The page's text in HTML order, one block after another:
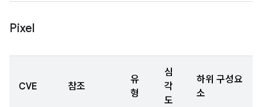
Pixel
CVE 참조
유
형
심
각
도
하위 구성요
소